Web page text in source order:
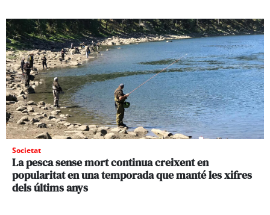
Societat
La pesca sense mort continua creixent en
popularitat en una temporada que manté les xifres
dels últims anys